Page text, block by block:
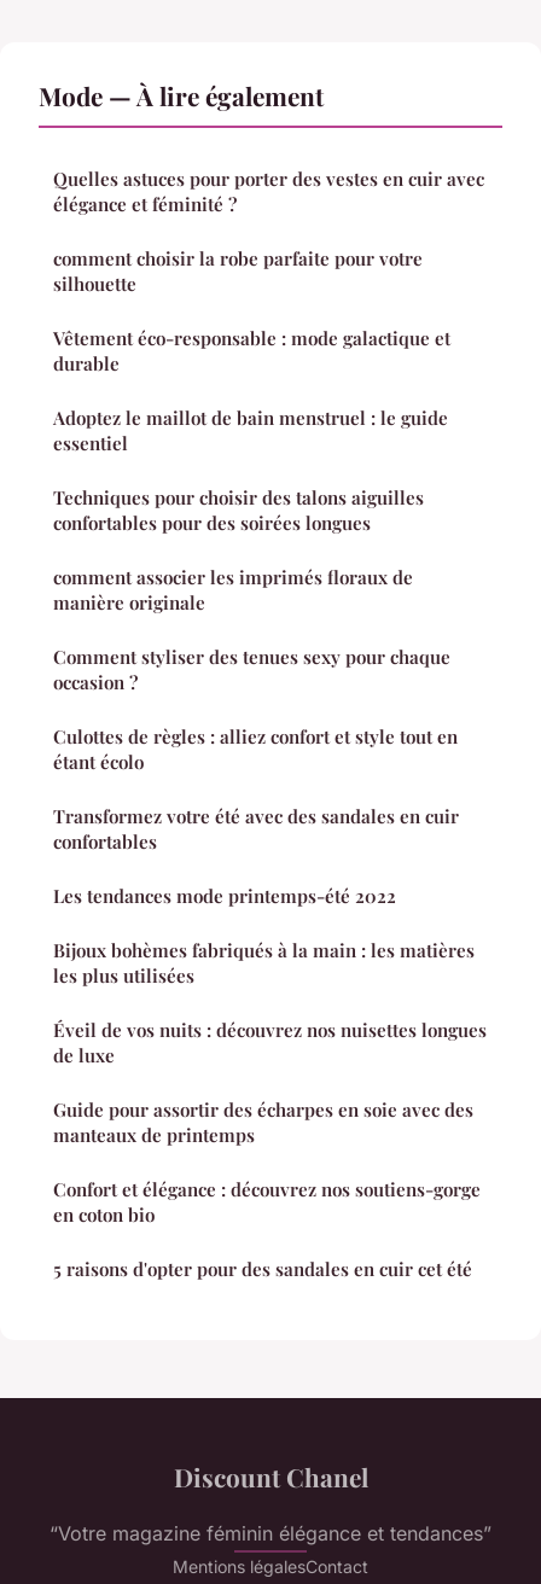
Mode — À lire également
Quelles astuces pour porter des vestes en cuir avec
élégance et féminité ?
comment choisir la robe parfaite pour votre
silhouette
Vêtement éco-responsable : mode galactique et
durable
Adoptez le maillot de bain menstruel : le guide
essentiel
Techniques pour choisir des talons aiguilles
confortables pour des soirées longues
comment associer les imprimés floraux de
manière originale
Comment styliser des tenues sexy pour chaque
occasion ?
Culottes de règles : alliez confort et style tout en
étant écolo
Transformez votre été avec des sandales en cuir
confortables
Les tendances mode printemps-été 2022
Bijoux bohèmes fabriqués à la main : les matières
les plus utilisées
Éveil de vos nuits : découvrez nos nuisettes longues
de luxe
Guide pour assortir des écharpes en soie avec des
manteaux de printemps
Confort et élégance : découvrez nos soutiens-gorge
en coton bio
5 raisons d'opter pour des sandales en cuir cet été
Discount Chanel
“Votre magazine féminin élégance et tendances”
Mentions légalesContact